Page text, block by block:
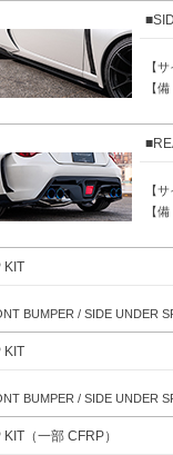
【
【
【
【
KIT
BUMPER / SIDE UNDER
KIT
BUMPER / SIDE UNDER
（一部 CFRP）